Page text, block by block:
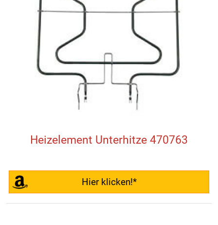
Heizelement Unterhitze 470763
Hier klicken!*